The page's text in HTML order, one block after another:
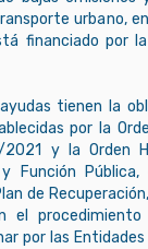
urbano,
financiado por la
tienen la
por la
y la Orden
Función
de
el
por las